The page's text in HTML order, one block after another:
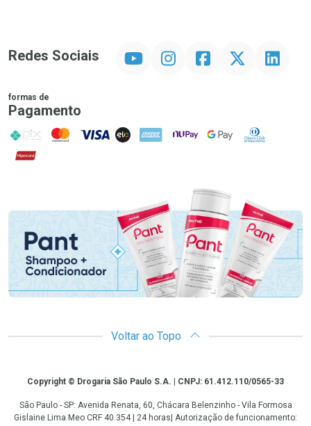
Redes Sociais InstagramFacebookTwitter Linkedin
formas de
Pagamento
PIX MasterCard
VISA ELO AMEX NuPay Google PayDiners Club
Hipercard
Promoção em Destaque
Voltar ao Topo
CopyrightCopyright © Drogaria São Paulo S.A. | CNPJ: 61.412.110/0565-33
São Paulo - SP: Avenida Renata, 60, Chácara Belenzinho - Vila Formosa
Gislaine Lima Meo CRF 40.354 | 24 horas| Autorização de funcionamento: